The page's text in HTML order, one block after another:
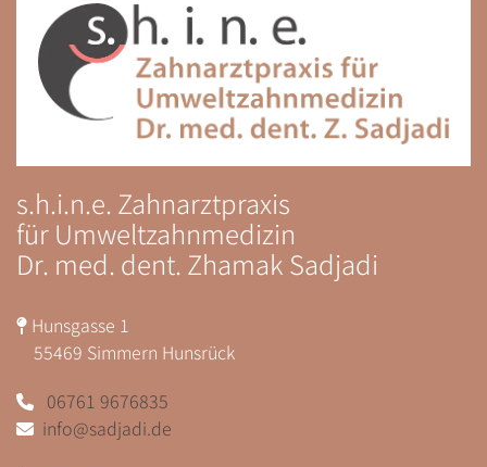
s.h.i.n.e. Zahnarztpraxis
für Umweltzahnmedizin
Dr. med. dent. Zhamak Sadjadi
 Hunsgasse 1
55469 Simmern Hunsrück
 06761 9676835
 info@sadjadi.de